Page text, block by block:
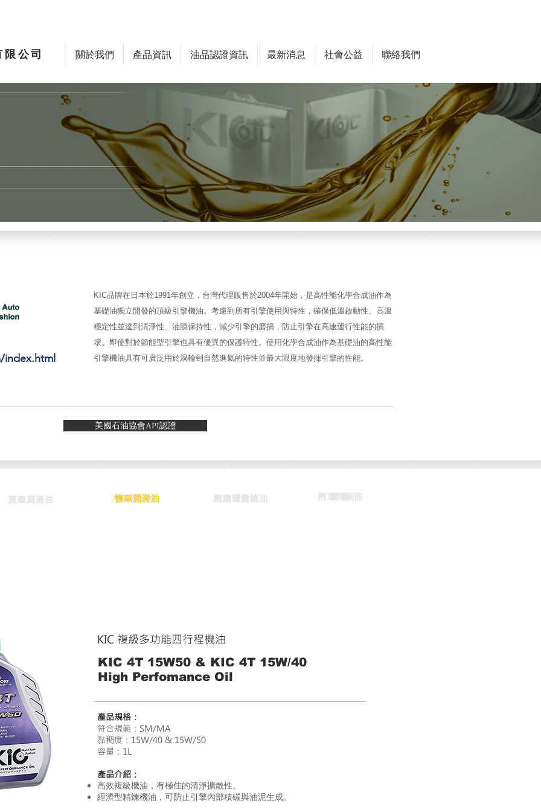
公司 關於我們 產品資訊 油品認證資訊 最新消息 社會公益 聯絡我們
KIC品牌在日本於1991年創立，台灣代理販售於2004年開始，是高性能化學合成油作為
基礎油獨立開發的頂級引擎機油。考慮到所有引擎使用與特性，確保低溫啟動性、高溫
穩定性並達到清淨性、油膜保持性，減少引擎的磨損，防止引擎在高速運行性能的損
壞。即使對於節能型引擎也具有優異的保護特性。使用化學合成油作為基礎油的高性能
引擎機油具有可廣泛用於渦輪到自然進氣的特性並最大限度地發揮引擎的性能。
美國石油協會API認證
汽車潤滑油
重車潤滑油 汽車潤滑油
機車潤滑油 汽車潤滑油
變速箱齒輪油 汽車潤滑油
附屬產品
KIC 複級多功能四行程機油
KIC 4T 15W50 & KIC 4T 15W/40
High Perfomance Oil
產品規格：
符合規範：SM/MA
黏稠度：15W/40 & 15W/50
容量：1L
產品介紹：
高效複級機油，有極佳的清淨擴散性。
經濟型精煉機油，可防止引擎內部積碳與油泥生成。